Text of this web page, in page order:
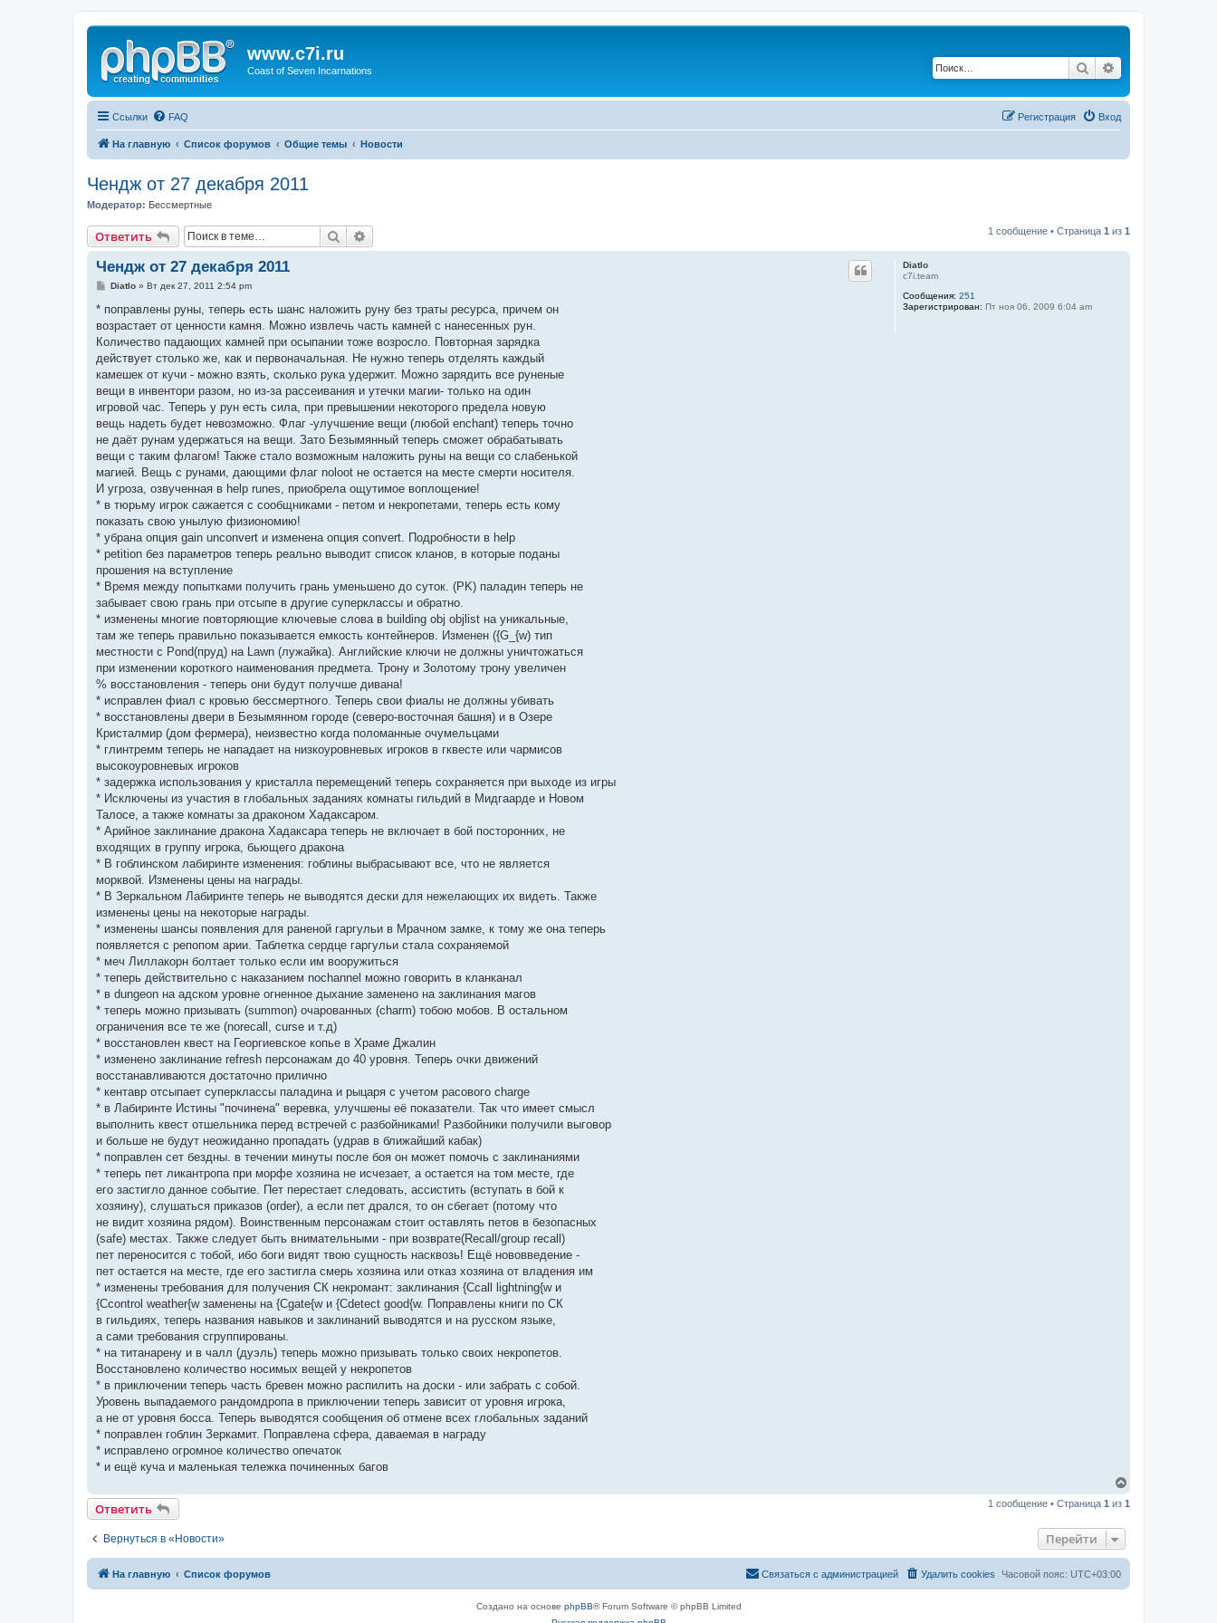
www.c7i.ru
Coast of Seven Incarnations Поиск
Ссылки FAQ Вход
Регистрация
На главную Список форумов Общие темы Новости
Чендж от 27 декабря 2011
Модератор: Бессмертные
Ответить Поиск 1 сообщение • Страница 1 из 1
Diatlo
c7i.team
Сообщения: 251
Зарегистрирован: Пт ноя 06, 2009 6:04 am
Чендж от 27 декабря 2011
С
о
щ
е
и
е
Diatlo» Вт дек 27, 2011 2:54 pm
* поправлены руны, теперь есть шанс наложить руну без траты ресурса, причем он
возрастает от ценности камня. Можно извлечь часть камней с нанесенных рун.
Количество падающих камней при осыпании тоже возросло. Повторная зарядка
действует столько же, как и первоначальная. Не нужно теперь отделять каждый
камешек от кучи - можно взять, сколько рука удержит. Можно зарядить все руненые
вещи в инвентори разом, но из-за рассеивания и утечки магии- только на один
игровой час. Теперь у рун есть сила, при превышении некоторого предела новую
вещь надеть будет невозможно. Флаг -улучшение вещи (любой enchant) теперь точно
не даёт рунам удержаться на вещи. Зато Безымянный теперь сможет обрабатывать
вещи с таким флагом! Также стало возможным наложить руны на вещи со слабенькой
магией. Вещь с рунами, дающими флаг noloot не остается на месте смерти носителя.
И угроза, озвученная в help runes, приобрела ощутимое воплощение!
* в тюрьму игрок сажается с сообщниками - петом и некропетами, теперь есть кому
показать свою унылую физиономию!
* убрана опция gain unconvert и изменена опция convert. Подробности в help
* petition без параметров теперь реально выводит список кланов, в которые поданы
прошения на вступление
* Время между попытками получить грань уменьшено до суток. (PK) паладин теперь не
забывает свою грань при отсыпе в другие суперклассы и обратно.
* изменены многие повторяющие ключевые слова в building obj objlist на уникальные,
там же теперь правильно показывается емкость контейнеров. Изменен ({G_{w) тип
местности с Pond(пруд) на Lawn (лужайка). Английские ключи не должны уничтожаться
при изменении короткого наименования предмета. Трону и Золотому трону увеличен
% восстановления - теперь они будут получше дивана!
* исправлен фиал с кровью бессмертного. Теперь свои фиалы не должны убивать
* восстановлены двери в Безымянном городе (северо-восточная башня) и в Озере
Кристалмир (дом фермера), неизвестно когда поломанные очумельцами
* глинтремм теперь не нападает на низкоуровневых игроков в гквесте или чармисов
высокоуровневых игроков
* задержка использования у кристалла перемещений теперь сохраняется при выходе из игры
* Исключены из участия в глобальных заданиях комнаты гильдий в Мидгаарде и Новом
Талосе, а также комнаты за драконом Хадаксаром.
* Арийное заклинание дракона Хадаксара теперь не включает в бой посторонних, не
входящих в группу игрока, бьющего дракона
* В гоблинском лабиринте изменения: гоблины выбрасывают все, что не является
морквой. Изменены цены на награды.
* В Зеркальном Лабиринте теперь не выводятся дески для нежелающих их видеть. Также
изменены цены на некоторые награды.
* изменены шансы появления для раненой гаргульи в Мрачном замке, к тому же она теперь
появляется с репопом арии. Таблетка сердце гаргульи стала сохраняемой
* меч Лиллакорн болтает только если им вооружиться
* теперь действительно с наказанием nochannel можно говорить в кланканал
* в dungeon на адском уровне огненное дыхание заменено на заклинания магов
* теперь можно призывать (summon) очарованных (charm) тобою мобов. В остальном
ограничения все те же (norecall, curse и т.д)
* восстановлен квест на Георгиевское копье в Храме Джалин
* изменено заклинание refresh персонажам до 40 уровня. Теперь очки движений
восстанавливаются достаточно прилично
* кентавр отсыпает суперклассы паладина и рыцаря с учетом расового charge
* в Лабиринте Истины "починена" веревка, улучшены её показатели. Так что имеет смысл
выполнить квест отшельника перед встречей с разбойниками! Разбойники получили выговор
и больше не будут неожиданно пропадать (удрав в ближайший кабак)
* поправлен сет бездны. в течении минуты после боя он может помочь с заклинаниями
* теперь пет ликантропа при морфе хозяина не исчезает, а остается на том месте, где
его застигло данное событие. Пет перестает следовать, ассистить (вступать в бой к
хозяину), слушаться приказов (order), а если пет дрался, то он сбегает (потому что
не видит хозяина рядом). Воинственным персонажам стоит оставлять петов в безопасных
(safe) местах. Также следует быть внимательными - при возврате(Recall/group recall)
пет переносится с тобой, ибо боги видят твою сущность насквозь! Ещё нововведение -
пет остается на месте, где его застигла смерь хозяина или отказ хозяина от владения им
* изменены требования для получения СК некромант: заклинания {Ccall lightning{w и
{Ccontrol weather{w заменены на {Cgate{w и {Cdetect good{w. Поправлены книги по СК
в гильдиях, теперь названия навыков и заклинаний выводятся и на русском языке,
а сами требования сгруппированы.
* на титанарену и в чалл (дуэль) теперь можно призывать только своих некропетов.
Восстановлено количество носимых вещей у некропетов
* в приключении теперь часть бревен можно распилить на доски - или забрать с собой.
Уровень выпадаемого рандомдропа в приключении теперь зависит от уровня игрока,
а не от уровня босса. Теперь выводятся сообщения об отмене всех глобальных заданий
* поправлен гоблин Зеркамит. Поправлена сфера, даваемая в награду
* исправлено огромное количество опечаток
* и ещё куча и маленькая тележка починенных багов
р
я
Ответить 1 сообщение • Страница 1 из 1
Вернуться в «Новости» Перейти
На главную Список форумов Часовой пояс: UTC+03:00
Удалить cookies
Связаться с администрацией
Создано на основе phpBB® Forum Software © phpBB Limited